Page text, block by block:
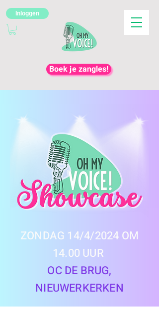
Inloggen
Boek je zangles!
ZONDAG 14/4/2024 OM
14.00 UUR
OC DE BRUG,
NIEUWERKERKEN